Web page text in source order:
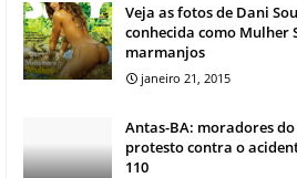
Veja as fotos de Dani
conhecida como Mulher
marmanjos
janeiro 21, 2015
Antas-BA: moradores
protesto contra o
110